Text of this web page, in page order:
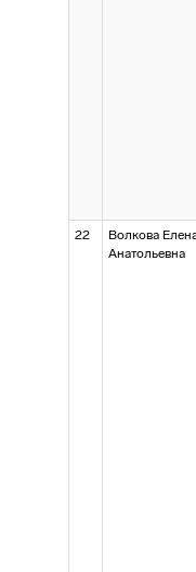
22
Волкова
Анатольевна